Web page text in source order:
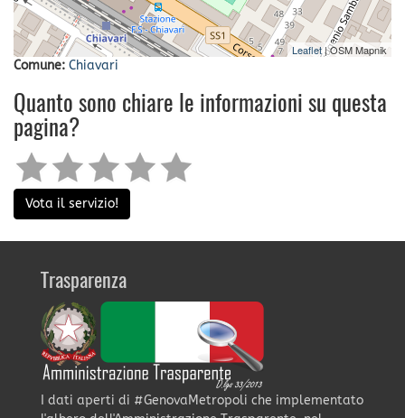
Leaflet| OSM Mapnik
Comune: Chiavari
Quanto sono chiare le informazioni su questa
pagina?
Vota il servizio!
Trasparenza
I dati aperti di #GenovaMetropoli che implementato